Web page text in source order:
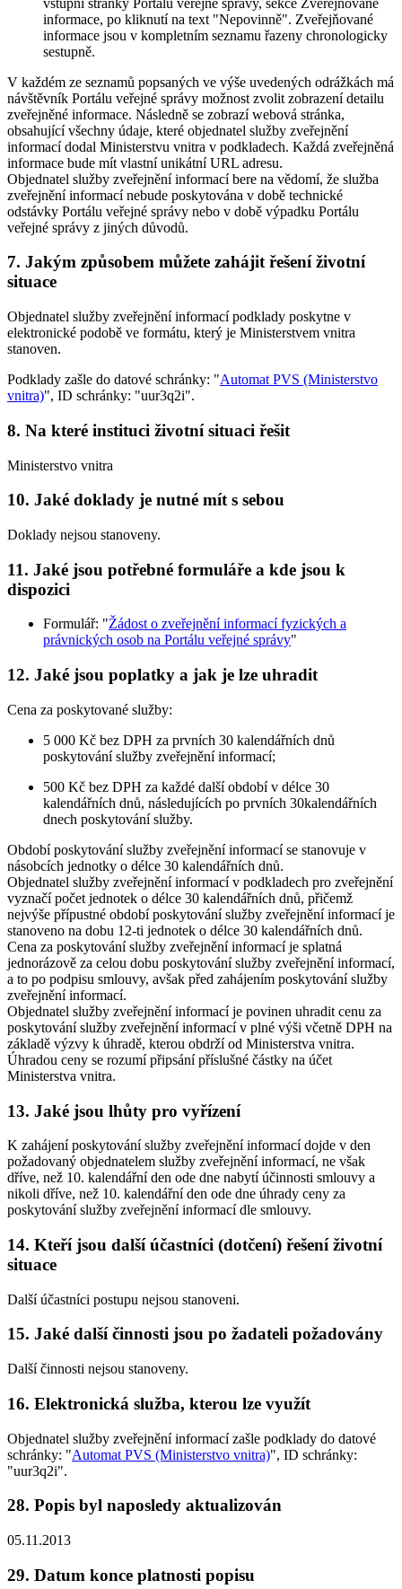
informace, po kliknutí na text "Nepovinně". Zveřejňované
informace jsou v kompletním seznamu řazeny chronologicky
sestupně.
V každém ze seznamů popsaných ve výše uvedených odrážkách má
návštěvník Portálu veřejné správy možnost zvolit zobrazení detailu
zveřejněné informace. Následně se zobrazí webová stránka,
obsahující všechny údaje, které objednatel služby zveřejnění
informací dodal Ministerstvu vnitra v podkladech. Každá zveřejněná
informace bude mít vlastní unikátní URL adresu.
Objednatel služby zveřejnění informací bere na vědomí, že služba
zveřejnění informací nebude poskytována v době technické
odstávky Portálu veřejné správy nebo v době výpadku Portálu
veřejné správy z jiných důvodů.
7. Jakým způsobem můžete zahájit řešení životní
situace
Objednatel služby zveřejnění informací podklady poskytne v
elektronické podobě ve formátu, který je Ministerstvem vnitra
stanoven.
Podklady zašle do datové schránky: "Automat PVS (Ministerstvo
vnitra)", ID schránky: "uur3q2i".
8. Na které instituci životní situaci řešit
Ministerstvo vnitra
10. Jaké doklady je nutné mít s sebou
Doklady nejsou stanoveny.
11. Jaké jsou potřebné formuláře a kde jsou k
dispozici
Formulář: "Žádost o zveřejnění informací fyzických a
právnických osob na Portálu veřejné správy"
12. Jaké jsou poplatky a jak je lze uhradit
Cena za poskytované služby:
5 000 Kč bez DPH za prvních 30 kalendářních dnů
poskytování služby zveřejnění informací;
500 Kč bez DPH za každé další období v délce 30
kalendářních dnů, následujících po prvních 30kalendářních
dnech poskytování služby.
Období poskytování služby zveřejnění informací se stanovuje v
násobcích jednotky o délce 30 kalendářních dnů.
Objednatel služby zveřejnění informací v podkladech pro zveřejnění
vyznačí počet jednotek o délce 30 kalendářních dnů, přičemž
nejvýše přípustné období poskytování služby zveřejnění informací je
stanoveno na dobu 12-ti jednotek o délce 30 kalendářních dnů.
Cena za poskytování služby zveřejnění informací je splatná
jednorázově za celou dobu poskytování služby zveřejnění informací,
a to po podpisu smlouvy, avšak před zahájením poskytování služby
zveřejnění informací.
Objednatel služby zveřejnění informací je povinen uhradit cenu za
poskytování služby zveřejnění informací v plné výši včetně DPH na
základě výzvy k úhradě, kterou obdrží od Ministerstva vnitra.
Úhradou ceny se rozumí připsání příslušné částky na účet
Ministerstva vnitra.
13. Jaké jsou lhůty pro vyřízení
K zahájení poskytování služby zveřejnění informací dojde v den
požadovaný objednatelem služby zveřejnění informací, ne však
dříve, než 10. kalendářní den ode dne nabytí účinnosti smlouvy a
nikoli dříve, než 10. kalendářní den ode dne úhrady ceny za
poskytování služby zveřejnění informací dle smlouvy.
14. Kteří jsou další účastníci (dotčení) řešení životní
situace
Další účastníci postupu nejsou stanoveni.
15. Jaké další činnosti jsou po žadateli požadovány
Další činnosti nejsou stanoveny.
16. Elektronická služba, kterou lze využít
Objednatel služby zveřejnění informací zašle podklady do datové
schránky: "Automat PVS (Ministerstvo vnitra)", ID schránky:
"uur3q2i".
28. Popis byl naposledy aktualizován
05.11.2013
29. Datum konce platnosti popisu